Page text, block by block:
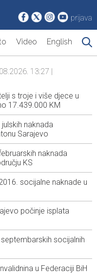
prijava
Video English
13:27 |
s troje i više djece u
17.439.000 KM
naknada
Sarajevo
naknada
KS
socijalne naknade u
počinje isplata
socijalnih
u Federaciji BiH